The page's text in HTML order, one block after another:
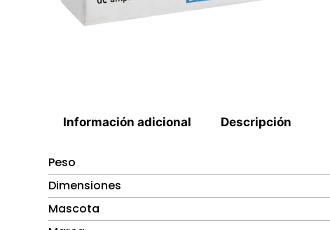
Información adicional Descripción
Peso
Dimensiones
Mascota